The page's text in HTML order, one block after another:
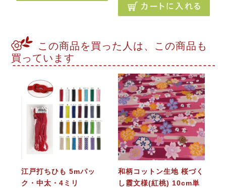
この商品を買った人は、この商品も
買っています
江戸打ちひも 5mパッ
ク・中太・4ミリ
和柄コットン生地 桜づく
し霞文様(紅桃) 10cm単